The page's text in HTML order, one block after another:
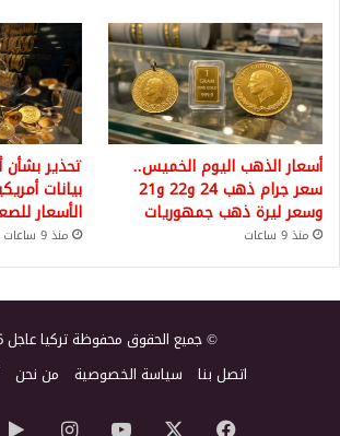
أسعار الذهب اليوم الخميس..
سعر جرام ذهب 24 و22 و21
وسعر ليرة ذهب جمهوريات
منذ 9 ساعات
تحذير
بيانات
الأسعار
منذ 9 ساعات
© جميع الحقوق محفوظة تركيا عاجل 2026
اتصل بنا سياسة الخصوصية من نحن
فيسبوك ‫YouTubeانستقرام